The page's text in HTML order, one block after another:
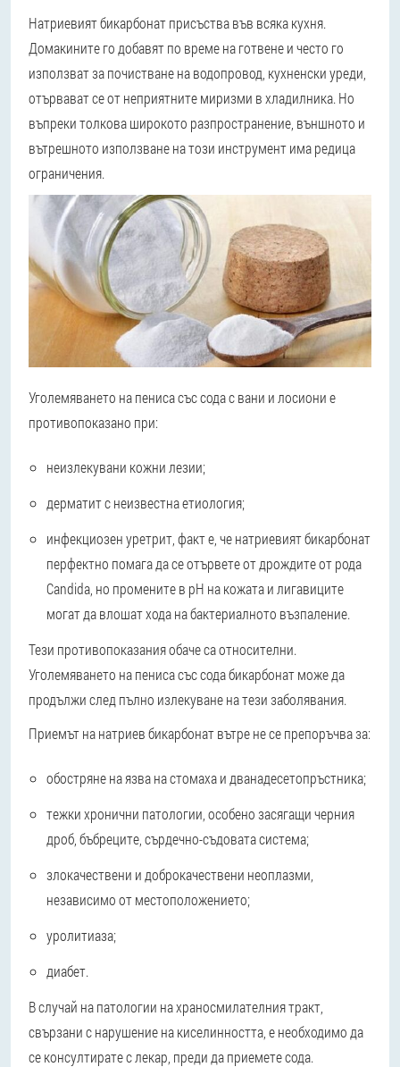
Натриевият бикарбонат присъства във всяка кухня.
Домакините го добавят по време на готвене и често го
използват за почистване на водопровод, кухненски уреди,
отървават се от неприятните миризми в хладилника. Но
въпреки толкова широкото разпространение, външното и
вътрешното използване на този инструмент има редица
ограничения.
Уголемяването на пениса със сода с вани и лосиони е
противопоказано при:
неизлекувани кожни лезии;
дерматит с неизвестна етиология;
инфекциозен уретрит, факт е, че натриевият бикарбонат
перфектно помага да се отървете от дрождите от рода
Candida, но промените в pH на кожата и лигавиците
могат да влошат хода на бактериалното възпаление.
Тези противопоказания обаче са относителни.
Уголемяването на пениса със сода бикарбонат може да
продължи след пълно излекуване на тези заболявания.
Приемът на натриев бикарбонат вътре не се препоръчва за:
обостряне на язва на стомаха и дванадесетопръстника;
тежки хронични патологии, особено засягащи черния
дроб, бъбреците, сърдечно-съдовата система;
злокачествени и доброкачествени неоплазми,
независимо от местоположението;
уролитиаза;
диабет.
В случай на патологии на храносмилателния тракт,
свързани с нарушение на киселинността, е необходимо да
се консултирате с лекар, преди да приемете сода.